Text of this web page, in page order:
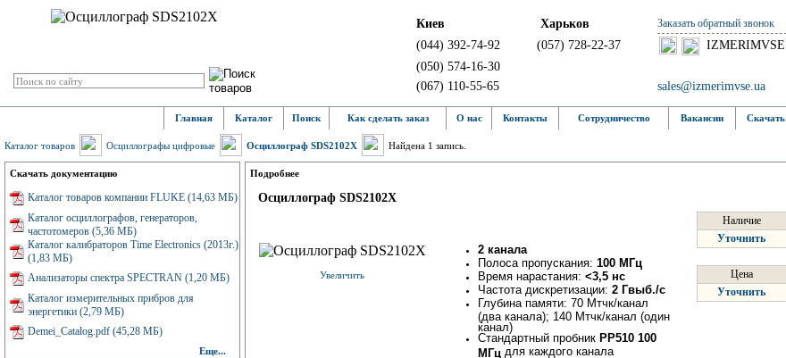
Киев Харьков Заказать обратный звонок
(044) 392-74-92 (057) 728-22-37
IZMERIMVSE
(050) 574-16-30
(067) 110-55-65
sales@izmerimvse.ua
Главная Каталог Поиск Как сделать заказ О нас Контакты Сотрудничество Вакансии Скачать
Каталог товаров Осциллографы цифровые Осциллограф SDS2102X Найдена 1 запись.
Скачать документацию
Каталог товаров компании FLUKE (14,63 МБ)
Каталог осциллографов, генераторов,
частотомеров (5,36 МБ)
Каталог калибраторов Time Electronics (2013г.)
(1,83 МБ)
Анализаторы спектра SPECTRAN (1,20 МБ)
Каталог измерительных прибров для
энергетики (2,79 МБ)
Demei_Catalog.pdf (45,28 МБ)
Еще...
Подробнее
Осциллограф SDS2102X
Увеличить
2 канала
Полоса пропускания: 100 МГц
Время нарастания: <3,5 нс
Частота дискретизации: 2 Гвыб./с
Глубина памяти: 70 Мтчк/канал
(два канала); 140 Мтчк/канал (один
канал)
Стандартный пробник PР510 100
МГц для каждого канала
Наличие
Уточнить
Цена
Уточнить